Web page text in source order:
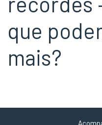
que
mais?